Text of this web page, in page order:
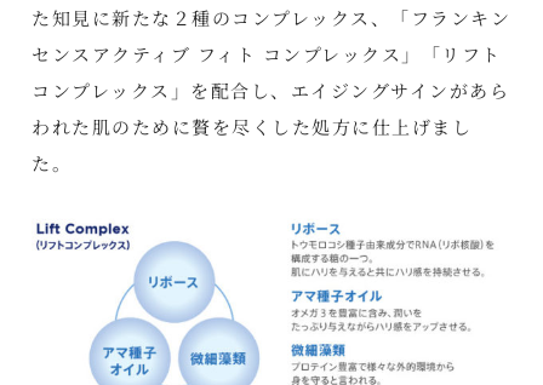
た知見に新たな２種のコンプレックス、「フランキン
センスアクティブ フィト コンプレックス」「リフト
コンプレックス」を配合し、エイジングサインがあら
われた肌のために贅を尽くした処方に仕上げまし
た。